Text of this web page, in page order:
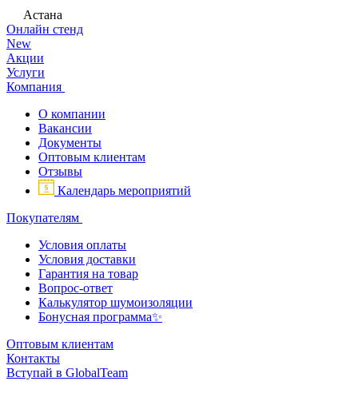
Астана
Онлайн стенд
New
Акции
Услуги
Компания
О компании
Вакансии
Документы
Оптовым клиентам
Отзывы
Календарь мероприятий
Покупателям
Условия оплаты
Условия доставки
Гарантия на товар
Вопрос-ответ
Калькулятор шумоизоляции
Бонусная программа✨
Оптовым клиентам
Контакты
Вступай в GlobalTeam